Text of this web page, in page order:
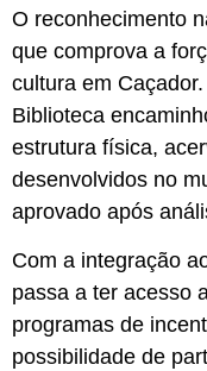
O reconhecimento
que comprova a
cultura em
Biblioteca
estrutura física,
desenvolvidos no
aprovado após
Com a integração
passa a ter acesso
programas de
possibilidade de